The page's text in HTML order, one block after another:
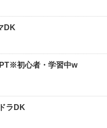
DK
初心者・学習中w
ラDK